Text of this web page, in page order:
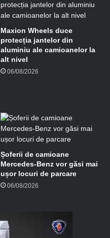
Maxion Wheels duce
protecția jantelor din
aluminiu ale camioanelor la
alt nivel
06/08/2026
Șoferii de camioane
Mercedes-Benz vor găsi mai
ușor locuri de parcare
06/08/2026